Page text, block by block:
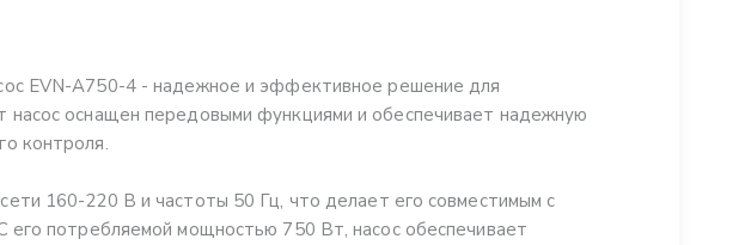
EVN-A750-4 - надежное и эффективное решение для
насос оснащен передовыми функциями и обеспечивает надежную
контроля.
160-220 В и частоты 50 Гц, что делает его совместимым с
его потребляемой мощностью 750 Вт, насос обеспечивает